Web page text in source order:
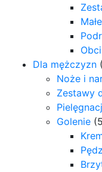
Dla mężczyzn
Noże i
Zestawy
Golenie